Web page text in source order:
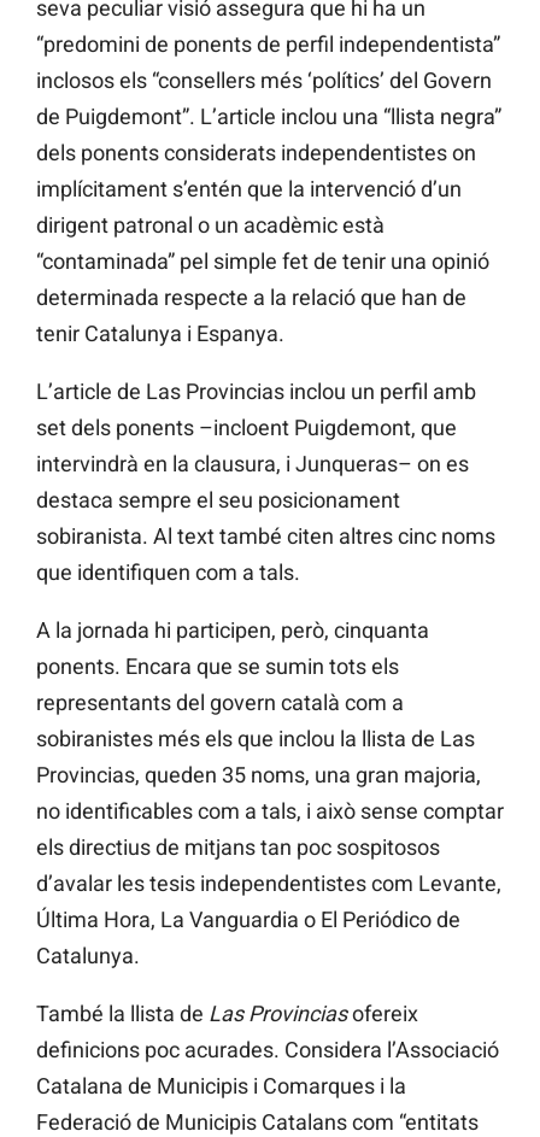
seva peculiar visió assegura que hi ha un
“predomini de ponents de perfil independentista”
inclosos els “consellers més ‘polítics’ del Govern
de Puigdemont”. L’article inclou una “llista negra”
dels ponents considerats independentistes on
implícitament s’entén que la intervenció d’un
dirigent patronal o un acadèmic està
“contaminada” pel simple fet de tenir una opinió
determinada respecte a la relació que han de
tenir Catalunya i Espanya.
L’article de Las Provincias inclou un perfil amb
set dels ponents –incloent Puigdemont, que
intervindrà en la clausura, i Junqueras– on es
destaca sempre el seu posicionament
sobiranista. Al text també citen altres cinc noms
que identifiquen com a tals.
A la jornada hi participen, però, cinquanta
ponents. Encara que se sumin tots els
representants del govern català com a
sobiranistes més els que inclou la llista de Las
Provincias, queden 35 noms, una gran majoria,
no identificables com a tals, i això sense comptar
els directius de mitjans tan poc sospitosos
d’avalar les tesis independentistes com Levante,
Última Hora, La Vanguardia o El Periódico de
Catalunya.
També la llista de Las Provinciasofereix
definicions poc acurades. Considera l’Associació
Catalana de Municipis i Comarques i la
Federació de Municipis Catalans com “entitats